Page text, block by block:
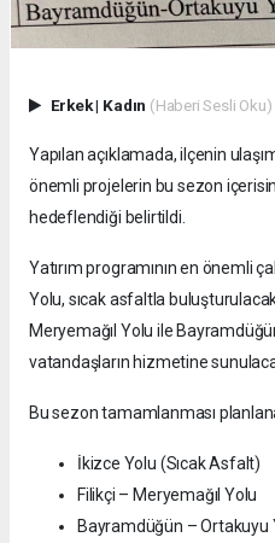
Erkek| Kadın (Haberi Sesli Oku)
Yapılan açıklamada, ilçenin
önemli projelerin bu sezon
hedeflendiği belirtildi.
Yatırım programının en önemli
Yolu, sıcak asfaltla
Meryemağıl Yolu ile
vatandaşların hizmetine
Bu sezon tamamlanması
İkizce Yolu (Sıcak Asfalt)
Filikçi – Meryemağıl Yolu
Bayramdüğün – Ortakuyu